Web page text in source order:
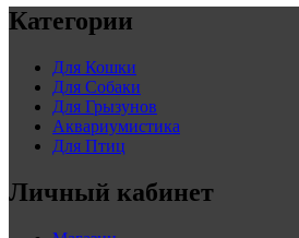
Категории
Для Кошки
Для Собаки
Для Грызунов
Аквариумистика
Для Птиц
Личный кабинет